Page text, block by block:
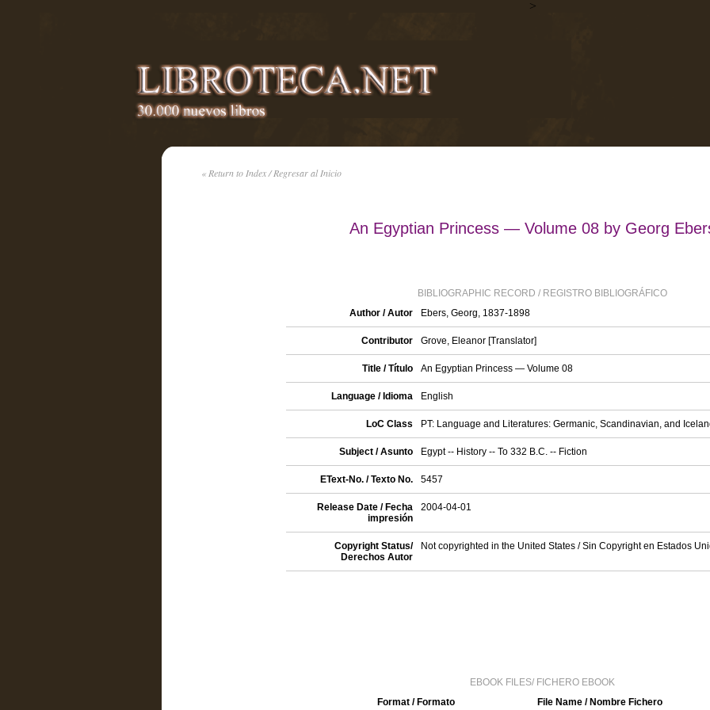
>
« Return to Index / Regresar al Inicio
An Egyptian Princess — Volume 08 by Georg
BIBLIOGRAPHIC RECORD / REGISTRO BIBLIOGRÁFICO
Author / Autor
Ebers, Georg, 1837-1898
Contributor Grove, Eleanor [Translator]
Title / Título An Egyptian Princess — Volume 08
Language / Idioma English
LoC Class PT: Language and Literatures: Germanic, Scandinavian, and
Subject / Asunto Egypt -- History -- To 332 B.C. -- Fiction
EText-No. / Texto No. 5457
Release Date / Fecha
impresión
2004-04-01
Copyright Status/
Derechos Autor
Not copyrighted in the United States / Sin Copyright en Estados
EBOOK FILES/ FICHERO EBOOK
Format / Formato
File Name / Nombre Fichero